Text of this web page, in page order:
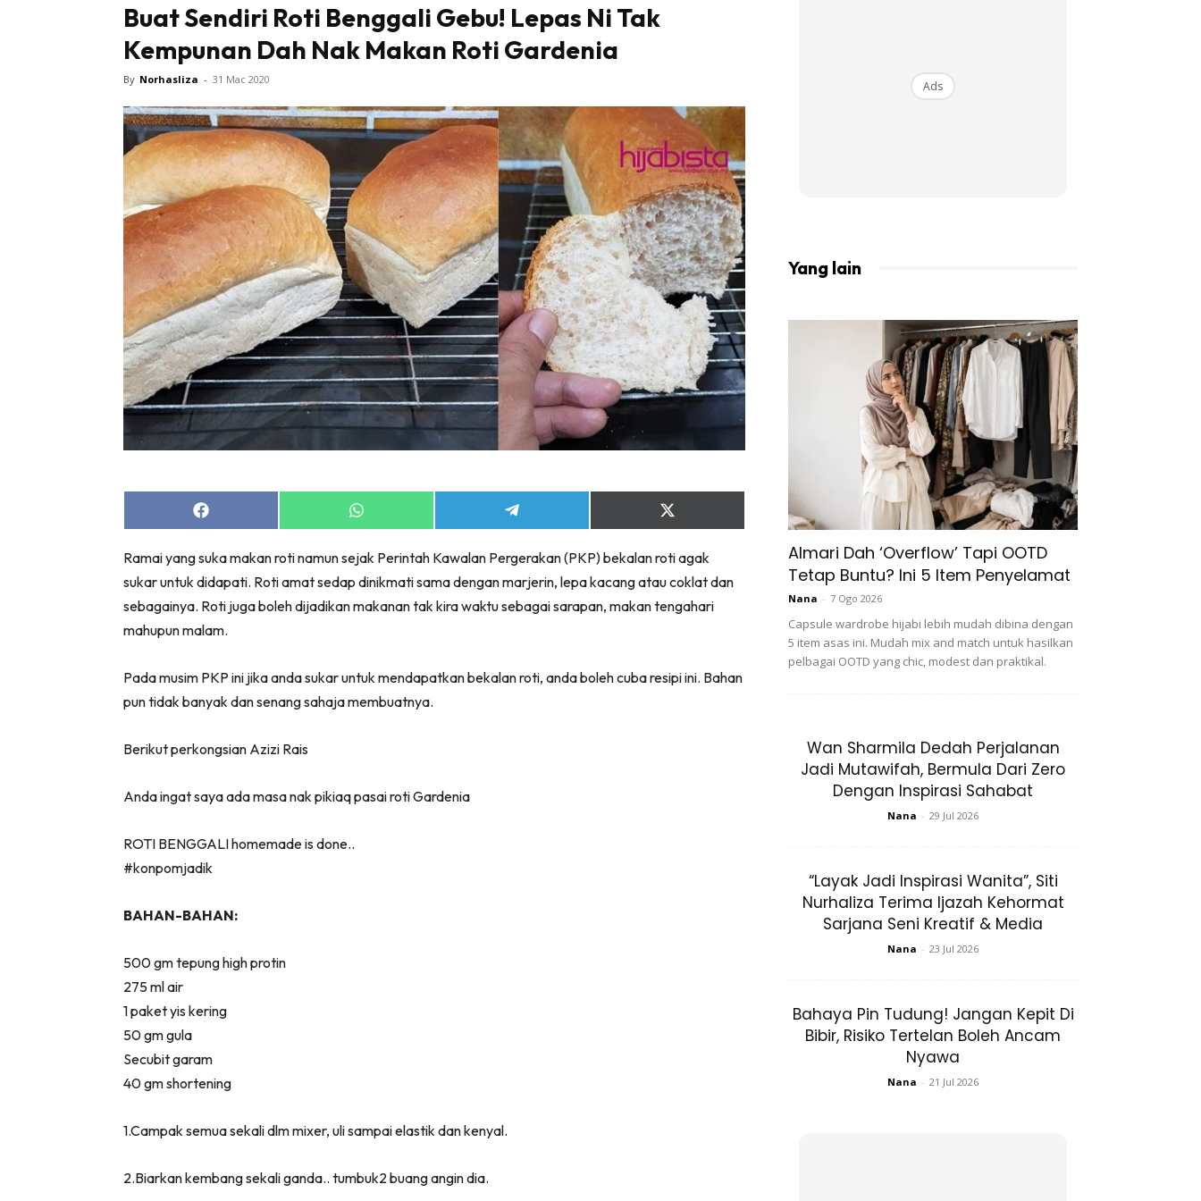
Tampil #1 on top dengan fashion muslimah terkini di HIJABISTA!
KLIK DI SEENI
Buat Sendiri Roti Benggali Gebu! Lepas Ni Tak
Kempunan Dah Nak Makan Roti Gardenia
By Norhasliza - 31 Mac 2020
Share
on
Share
on
Share
on
Share
on
(Twitter)
Ramai yang suka makan roti namun sejak Perintah Kawalan Pergerakan (PKP) bekalan roti agak
sukar untuk didapati. Roti amat sedap dinikmati sama dengan marjerin, lepa kacang atau coklat dan
sebagainya. Roti juga boleh dijadikan makanan tak kira waktu sebagai sarapan, makan tengahari
mahupun malam.
Pada musim PKP ini jika anda sukar untuk mendapatkan bekalan roti, anda boleh cuba resipi ini. Bahan
pun tidak banyak dan senang sahaja membuatnya.
Berikut perkongsian Azizi Rais
Anda ingat saya ada masa nak pikiaq pasai roti Gardenia
ROTI BENGGALI homemade is done..
#konpomjadik
BAHAN-BAHAN:
500 gm tepung high protin
275 ml air
1 paket yis kering
50 gm gula
Secubit garam
40 gm shortening
1.Campak semua sekali dlm mixer, uli sampai elastik dan kenyal.
2.Biarkan kembang sekali ganda.. tumbuk2 buang angin dia.
Ads
Yang lain
Almari Dah ‘Overflow’ Tapi OOTD
Tetap Buntu? Ini 5 Item Penyelamat
Nana - 7 Ogo 2026
Capsule wardrobe hijabi lebih mudah dibina dengan
5 item asas ini. Mudah mix and match untuk hasilkan
pelbagai OOTD yang chic, modest dan praktikal.
Wan Sharmila Dedah Perjalanan
Jadi Mutawifah, Bermula Dari Zero
Dengan Inspirasi Sahabat
Nana - 29 Jul 2026
“Layak Jadi Inspirasi Wanita”, Siti
Nurhaliza Terima Ijazah Kehormat
Sarjana Seni Kreatif & Media
Nana - 23 Jul 2026
Bahaya Pin Tudung! Jangan Kepit Di
Bibir, Risiko Tertelan Boleh Ancam
Nyawa
Nana - 21 Jul 2026